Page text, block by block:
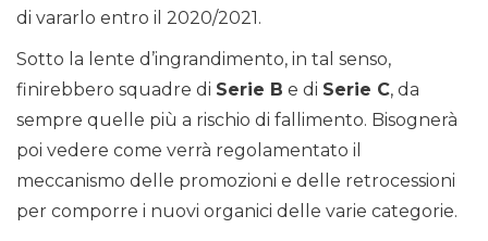
di vararlo entro il 2020/2021.
Sotto la lente d’ingrandimento, in tal senso,
finirebbero squadre di Serie B e di Serie C, da
sempre quelle più a rischio di fallimento. Bisognerà
poi vedere come verrà regolamentato il
meccanismo delle promozioni e delle retrocessioni
per comporre i nuovi organici delle varie categorie.